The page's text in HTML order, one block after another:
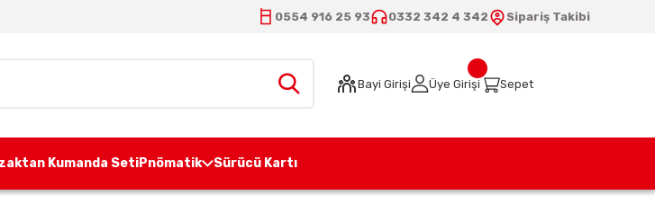
0554 916 25 93 0332 342 4 342 Sipariş Takibi
Bayi Girişi Üye Girişi Sepet
Kumanda SetiPnömatik Sürücü Kartı